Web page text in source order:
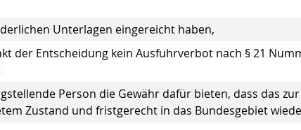
Unterlagen eingereicht haben,
der Entscheidung kein Ausfuhrverbot nach § 21
Person die Gewähr dafür bieten, dass das
Zustand und fristgerecht in das Bundesgebiet